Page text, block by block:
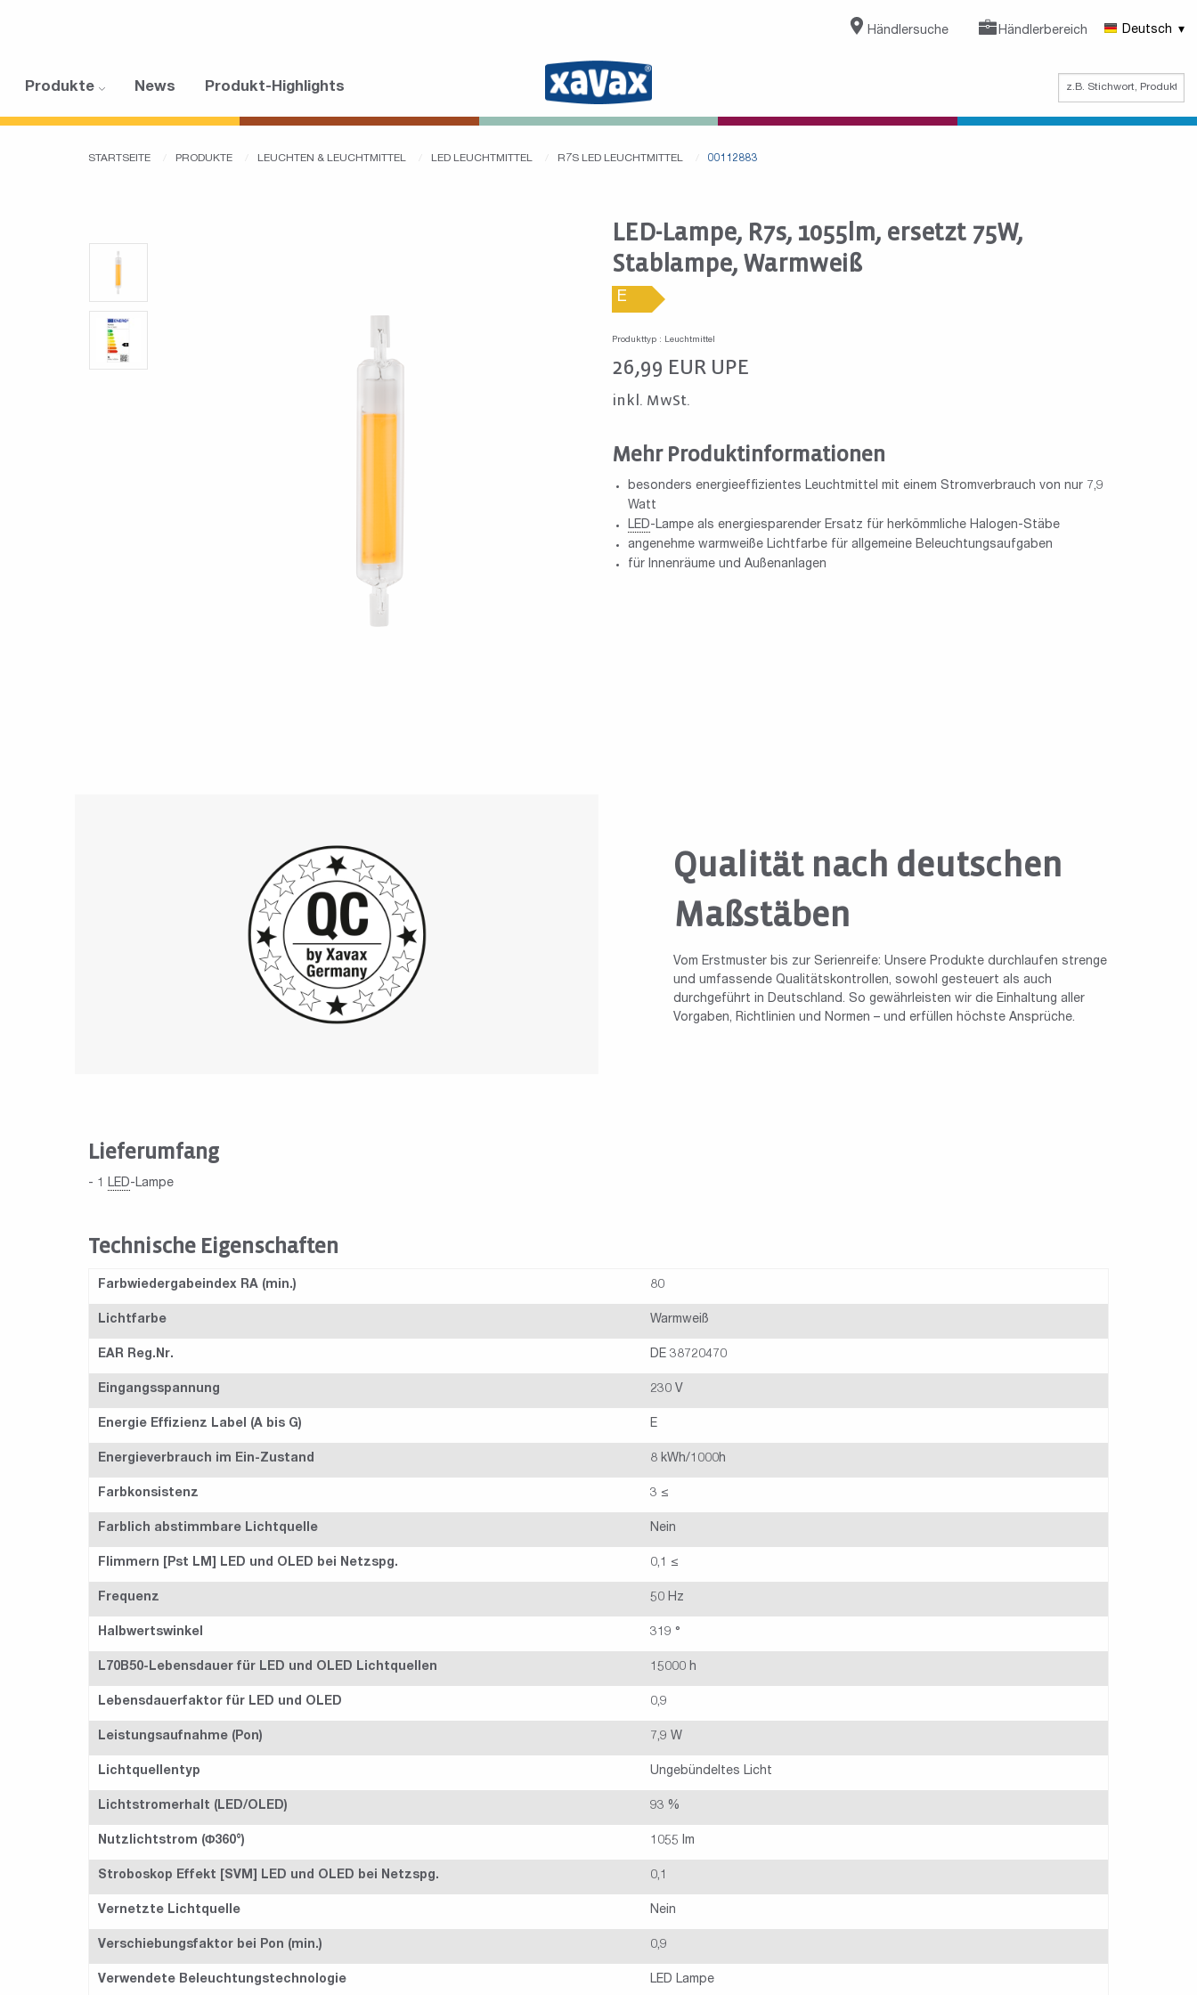
Händlersuche Händlerbereich Deutsch
Produkte News Produkt-Highlights
STARTSEITE PRODUKTE LEUCHTEN & LEUCHTMITTEL LED LEUCHTMITTEL R7S LED LEUCHTMITTEL 00112883
LED-Lampe, R7s, 1055lm, ersetzt 75W,
Stablampe, Warmweiß
E
Produkttyp : Leuchtmittel
26,99 EUR UPE
inkl. MwSt.
Mehr Produktinformationen
besonders energieeffizientes Leuchtmittel mit einem Stromverbrauch von nur 7,9
Watt
LED-Lampe als energiesparender Ersatz für herkömmliche Halogen-Stäbe
angenehme warmweiße Lichtfarbe für allgemeine Beleuchtungsaufgaben
für Innenräume und Außenanlagen
Qualität nach deutschen
Maßstäben
Vom Erstmuster bis zur Serienreife: Unsere Produkte durchlaufen strenge
und umfassende Qualitätskontrollen, sowohl gesteuert als auch
durchgeführt in Deutschland. So gewährleisten wir die Einhaltung aller
Vorgaben, Richtlinien und Normen – und erfüllen höchste Ansprüche.
Lieferumfang
- 1 LED-Lampe
Technische Eigenschaften
Farbwiedergabeindex RA (min.) 80
Lichtfarbe Warmweiß
EAR Reg.Nr. DE 38720470
Eingangsspannung 230 V
Energie Effizienz Label (A bis G) E
Energieverbrauch im Ein-Zustand 8 kWh/1000h
Farbkonsistenz 3 ≤
Farblich abstimmbare Lichtquelle Nein
Flimmern [Pst LM] LED und OLED bei Netzspg. 0,1 ≤
Frequenz 50 Hz
Halbwertswinkel 319 °
L70B50-Lebensdauer für LED und OLED Lichtquellen 15000 h
Lebensdauerfaktor für LED und OLED 0,9
Leistungsaufnahme (Pon) 7,9 W
Lichtquellentyp Ungebündeltes Licht
Lichtstromerhalt (LED/OLED) 93 %
Nutzlichtstrom (Φ360°) 1055 lm
Stroboskop Effekt [SVM] LED und OLED bei Netzspg. 0,1
Vernetzte Lichtquelle Nein
Verschiebungsfaktor bei Pon (min.) 0,9
Verwendete Beleuchtungstechnologie LED Lampe